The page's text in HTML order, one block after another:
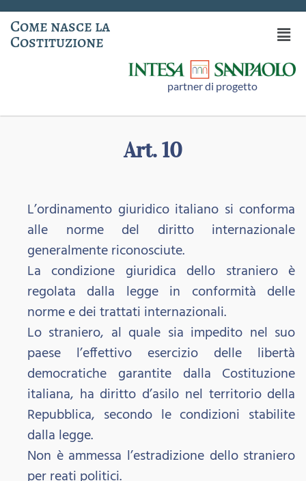
Come nasce la
Costituzione
partner di progetto
Art. 10
L’ordinamento giuridico italiano si conforma
alle norme del diritto internazionale
generalmente riconosciute.
La condizione giuridica dello straniero è
regolata dalla legge in conformità delle
norme e dei trattati internazionali.
Lo straniero, al quale sia impedito nel suo
paese l’effettivo esercizio delle libertà
democratiche garantite dalla Costituzione
italiana, ha diritto d’asilo nel territorio della
Repubblica, secondo le condizioni stabilite
dalla legge.
Non è ammessa l’estradizione dello straniero